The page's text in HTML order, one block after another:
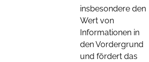
insbesondere den
Wert von
Informationen in
den Vordergrund
und fördert das